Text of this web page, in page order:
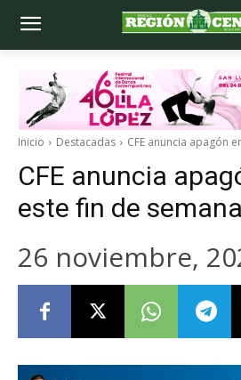
Inicio Destacadas CFE anuncia apagón
CFE anuncia
este fin de semana
26 noviembre,